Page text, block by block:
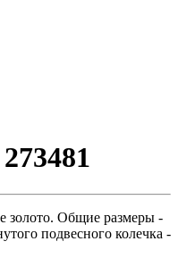
золото. Общие размеры -
подвесного колечка -